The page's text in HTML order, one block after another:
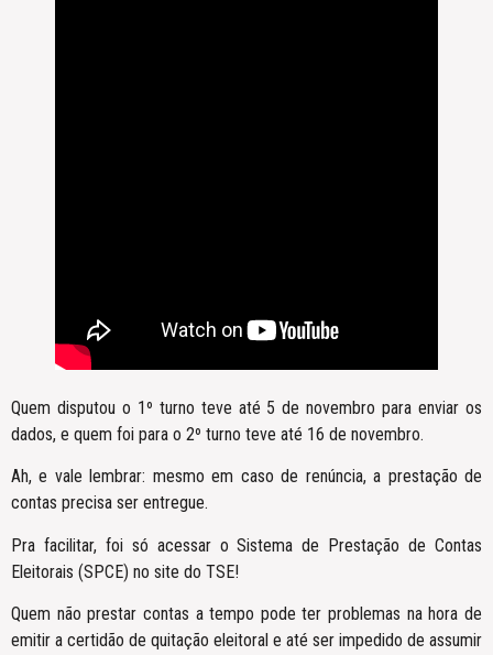
Quem disputou o 1º turno teve até 5 de novembro para enviar os
dados, e quem foi para o 2º turno teve até 16 de novembro.
Ah, e vale lembrar: mesmo em caso de renúncia, a prestação de
contas precisa ser entregue.
Pra facilitar, foi só acessar o Sistema de Prestação de Contas
Eleitorais (SPCE) no site do TSE!
Quem não prestar contas a tempo pode ter problemas na hora de
emitir a certidão de quitação eleitoral e até ser impedido de assumir